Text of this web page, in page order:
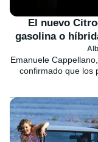
El nuevo
gasolina o
Emanuele
confirmado que los